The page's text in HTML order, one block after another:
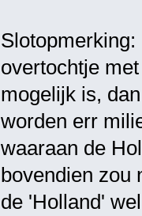
overtochtje
mogelijk is,
worden err
waaraan de
bovendien zou
de 'Holland'